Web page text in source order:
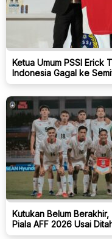
Ketua Umum PSSI Erick
Indonesia Gagal ke
Kutukan Belum
Piala AFF 2026 Usai